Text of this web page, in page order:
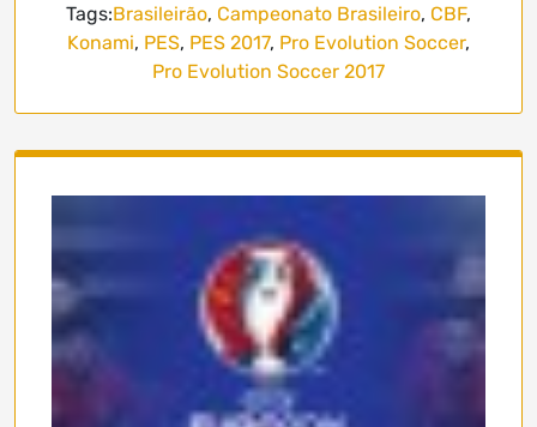
Tags:Brasileirão, Campeonato Brasileiro, CBF,
Konami, PES, PES 2017, Pro Evolution Soccer,
Pro Evolution Soccer 2017